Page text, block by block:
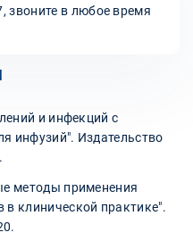
звоните в любое время
и инфекций с
инфузий". Издательство
методы применения
в клинической практике".